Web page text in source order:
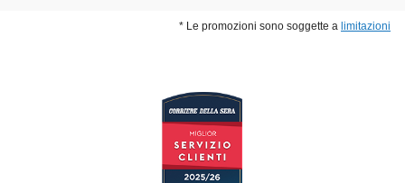
* Le promozioni sono soggette a limitazioni